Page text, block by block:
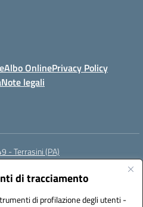
di tracciamento
di profilazione degli utenti -
Albo OnlinePrivacy Policy
Note legali
- Terrasini (PA)
paic88700d@pec.istruzione.it